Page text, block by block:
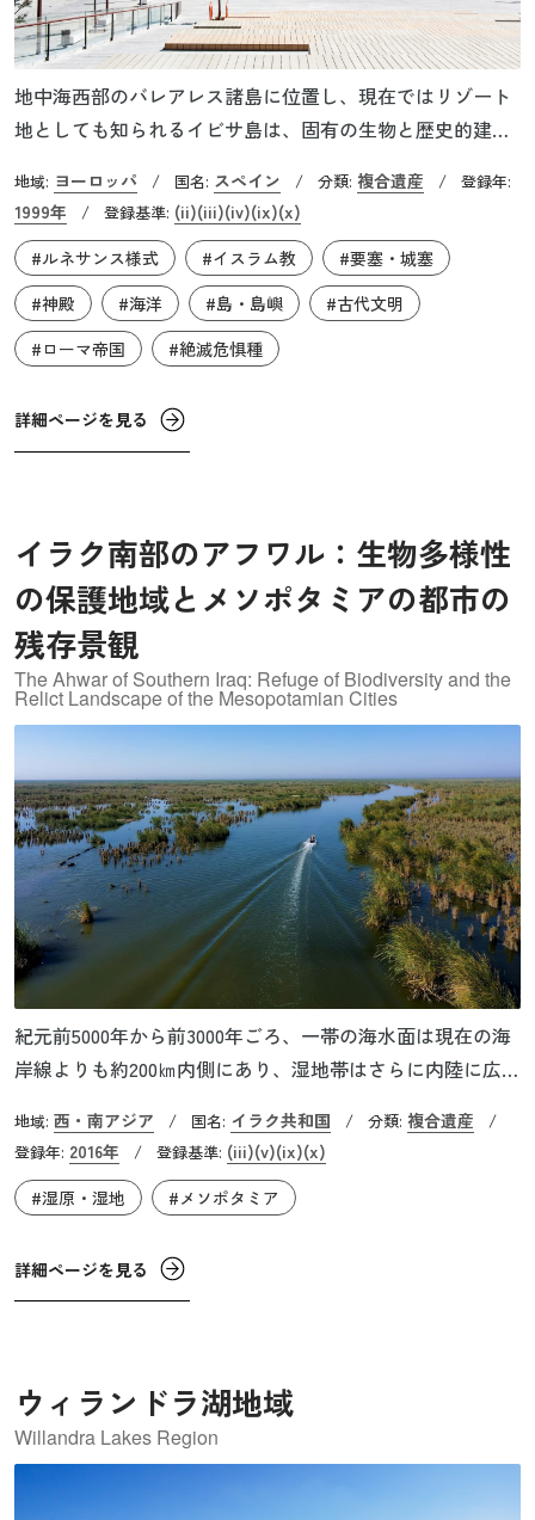
地中海西部のバレアレス諸島に位置し、現在ではリゾート
地としても知られるイビサ島は、固有の生物と歴史的建造
カ」と呼ばれる海草は、地中海沿岸にのみ分布する固有種
であり、その中でもイビサ島周辺のものは最も良好な保存
状態にあるとされています。この海草草原は、絶滅危惧種
を含む多様な海洋生物の産卵・生育の場として重要であ
り、また、海岸を嵐から守る天然の防波堤としても機能し
ています。さらに、1ヘクタールあたり年間21トンのバイオ
に匹敵します。
地域: ヨーロッパ / 国名: スペイン / 分類: 複合遺産 / 登録年:
1999年 / 登録基準: (ii)(iii)(iv)(ix)(x)
#ルネサンス様式
#イスラム教
#要塞・城塞
#神殿
#海洋 #島・島嶼
#古代文明
#ローマ帝国
#絶滅危惧種
詳細ページを見る
イラク南部のアフワル：生物多様性
の保護地域とメソポタミアの都市の
残存景観
The Ahwar of Southern Iraq: Refuge of Biodiversity and the
Relict Landscape of the Mesopotamian Cities
紀元前5000年から前3000年ごろ、一帯の海水面は現在の海
岸線よりも約200㎞内側にあり、湿地帯はさらに内陸に広が
とユーフラテス川が合流するデルタ地帯周辺に、ウルク、
ウル、エリドゥといったシュメール都市が発展しました。
前2000年以降、2本の川は分岐して海岸線は南東に後退を始
ア南部の諸都市は衰退しました。一方で、川の下流では新
たな沼地が形成され、現在見られるアフワルの湿地はこの
の生息地であり、かつ生物多様性が見られる重要な場所と
なっており、水鳥たちの保護を目的としたラムサール条約
にも登録されています。また、2つの川の沼沢デルタ地域に
は、ウルクやウルといった古代メソポタミア文明初期のシ
地域: 西・南アジア / 国名: イラク共和国 / 分類: 複合遺産
/
登録年: 2016年 / 登録基準: (iii)(v)(ix)(x)
#湿原・湿地
#メソポタミア
詳細ページを見る
ウィランドラ湖地域
Willandra Lakes Region